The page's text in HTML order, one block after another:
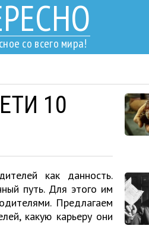
со всего мира!
10
как данность.
путь. Для этого им
Предлагаем
какую карьеру они